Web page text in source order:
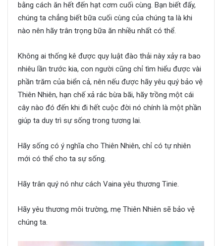
bằng cách ăn hết đến hạt cơm cuối cùng. Bạn biết đấy,
chúng ta chẳng biết bữa cuối cùng của chúng ta là khi
nào nên hãy trân trọng bữa ăn nhiều nhất có thể.
Không ai thống kê được quy luật đào thải này xảy ra bao
nhiêu lần trước kia, con người cũng chỉ tìm hiểu được vài
phần trăm của biển cả, nên nếu được hãy yêu quý bảo vệ
Thiên Nhiên, hạn chế xả rác bừa bãi, hãy trồng một cái
cây nào đó đến khi đi hết cuộc đời nó chính là một phần
giúp ta duy trì sự sống trong tương lai.
Hãy sống có ý nghĩa cho Thiên Nhiên, chỉ có tự nhiên
mới có thể cho ta sự sống.
Hãy trân quý nó như cách Vaina yêu thương Tinie.
Hãy yêu thương môi trường, mẹ Thiên Nhiên sẽ bảo vệ
chúng ta.